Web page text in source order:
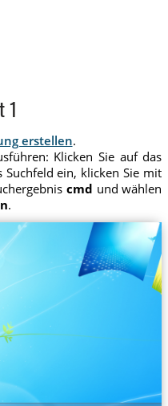
erstellen.
Klicken Sie auf das
Suchfeld ein, klicken Sie mit
cmd und wählen
.